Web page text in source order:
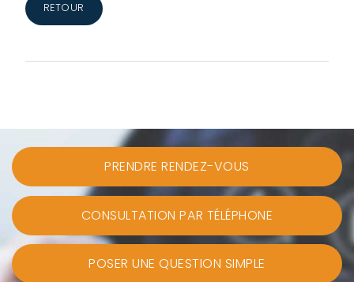
RETOUR
PRENDRE RENDEZ-VOUS
CONSULTATION PAR TÉLÉPHONE
POSER UNE QUESTION SIMPLE